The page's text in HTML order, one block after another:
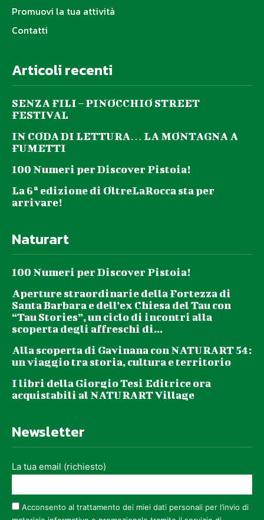
Promuovi la tua attività
Contatti
Articoli recenti
SENZA FILI – PINOCCHIO STREET
FESTIVAL
IN CODA DI LETTURA… LA MONTAGNA A
FUMETTI
100 Numeri per Discover Pistoia!
La 6ª edizione di OltreLaRocca sta per
arrivare!
Naturart
100 Numeri per Discover Pistoia!
Aperture straordinarie della Fortezza di
Santa Barbara e dell’ex Chiesa del Tau con
“Tau Stories”, un ciclo di incontri alla
scoperta degli affreschi di...
Alla scoperta di Gavinana con NATURART 54:
un viaggio tra storia, cultura e territorio
I libri della Giorgio Tesi Editrice ora
acquistabili al NATURART Village
Newsletter
La tua email (richiesto)
Acconsento al trattamento dei miei dati personali per l’invio di